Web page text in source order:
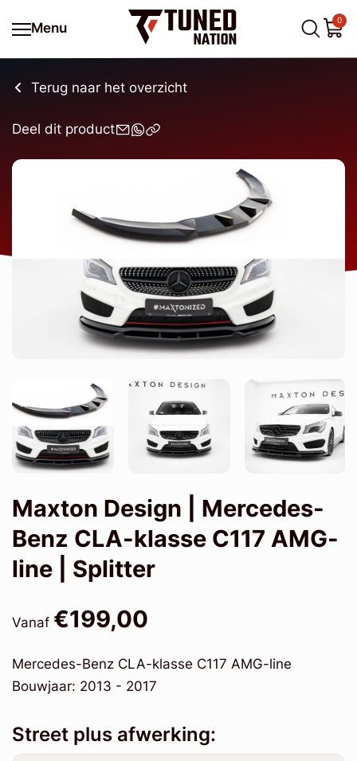
Menu
0
Terug naar het overzicht
Deel dit product
Maxton Design | Mercedes-
Benz CLA-klasse C117 AMG-
line | Splitter
Vanaf €199,00
Mercedes-Benz CLA-klasse C117 AMG-line
Bouwjaar: 2013 - 2017
Street plus afwerking: